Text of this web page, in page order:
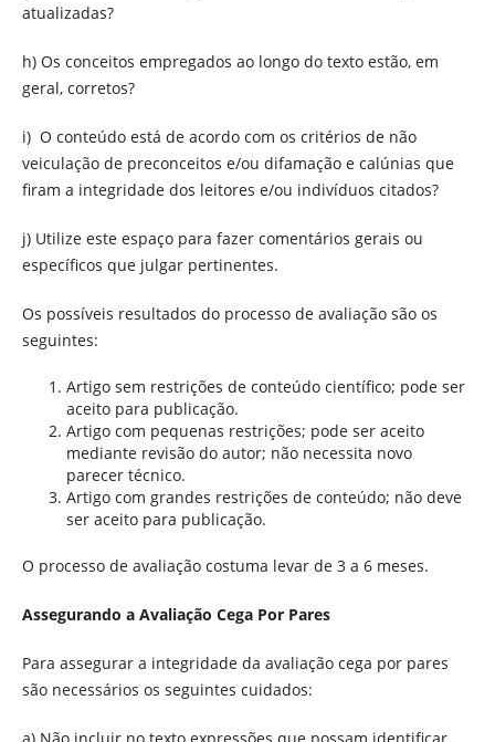
atualizadas?
h) Os conceitos empregados ao longo do texto estão, em
geral, corretos?
i) O conteúdo está de acordo com os critérios de não
veiculação de preconceitos e/ou difamação e calúnias que
firam a integridade dos leitores e/ou indivíduos citados?
j) Utilize este espaço para fazer comentários gerais ou
específicos que julgar pertinentes.
Os possíveis resultados do processo de avaliação são os
seguintes:
Artigo sem restrições de conteúdo científico; pode ser
aceito para publicação.
Artigo com pequenas restrições; pode ser aceito
mediante revisão do autor; não necessita novo
parecer técnico.
Artigo com grandes restrições de conteúdo; não deve
ser aceito para publicação.
O processo de avaliação costuma levar de 3 a 6 meses.
Assegurando a Avaliação Cega Por Pares
Para assegurar a integridade da avaliação cega por pares
são necessários os seguintes cuidados:
a) Não incluir no texto expressões que possam identificar